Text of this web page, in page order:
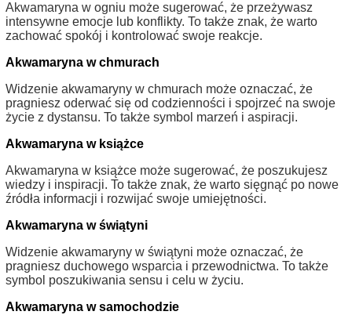
Akwamaryna w ogniu może sugerować, że przeżywasz
intensywne emocje lub konflikty. To także znak, że warto
zachować spokój i kontrolować swoje reakcje.
Akwamaryna w chmurach
Widzenie akwamaryny w chmurach może oznaczać, że
pragniesz oderwać się od codzienności i spojrzeć na swoje
życie z dystansu. To także symbol marzeń i aspiracji.
Akwamaryna w książce
Akwamaryna w książce może sugerować, że poszukujesz
wiedzy i inspiracji. To także znak, że warto sięgnąć po nowe
źródła informacji i rozwijać swoje umiejętności.
Akwamaryna w świątyni
Widzenie akwamaryny w świątyni może oznaczać, że
pragniesz duchowego wsparcia i przewodnictwa. To także
symbol poszukiwania sensu i celu w życiu.
Akwamaryna w samochodzie